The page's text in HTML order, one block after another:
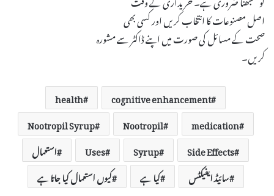
اصل مصنوعات کا انتخاب کریں اور کسی بھی
صحت کے مسائل کی صورت میں اپنے ڈاکٹر سے مشورہ
کریں۔
cognitive enhancement
health
medication
Nootropil
Nootropil Syrup
Side Effects
Syrup
Uses
استعمال
سائیڈ ایفیکٹس
کیا ہے کیوں استعمال کیا جاتا ہے